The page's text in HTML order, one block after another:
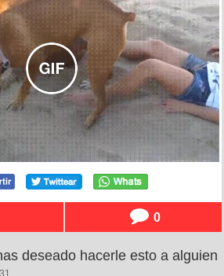
0
deseado hacerle esto a alguien